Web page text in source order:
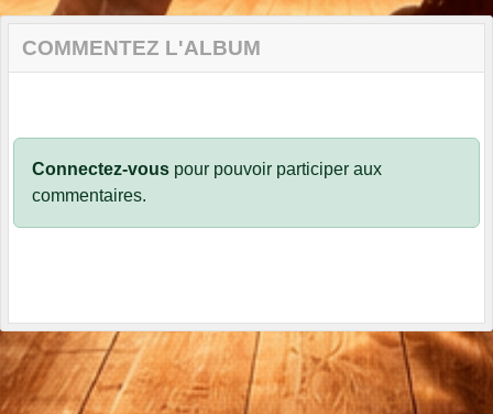
COMMENTEZ L'ALBUM
Connectez-vous pour pouvoir participer aux
commentaires.